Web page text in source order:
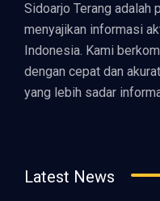
Sidoarjo Terang adalah
menyajikan informasi
Indonesia. Kami
dengan cepat dan
yang lebih sadar
Latest News